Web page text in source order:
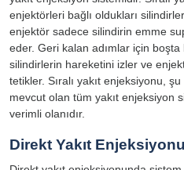
enjektörleri bağlı oldukları
enjektör sadece silindirin emme
eder. Geri kalan adımlar için
silindirlerin hareketini izler ve
tetikler. Sıralı yakıt enjeksiyonu,
mevcut olan tüm yakıt enjeksiyon
verimli olanıdır.
Direkt Yakıt Enjeksiyonu